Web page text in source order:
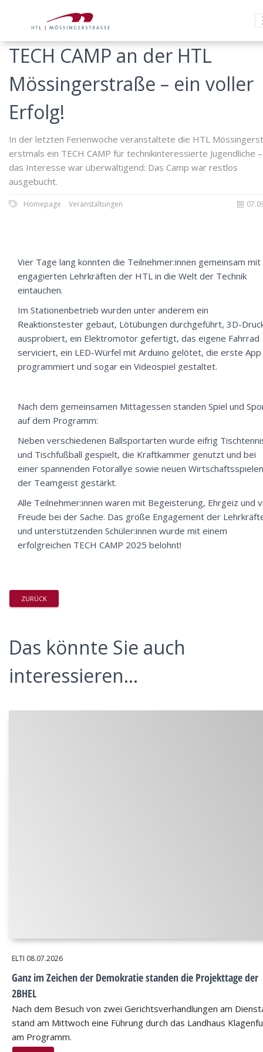
TECH CAMP an der HTL
Mössingerstraße – ein voller
Erfolg!
In der letzten Ferienwoche veranstaltete die HTL
erstmals ein TECH CAMP für technikinteressierte Jugendliche
das Interesse war überwältigend: Das Camp war restlos
ausgebucht.
Homepage Veranstaltungen
Vier Tage lang konnten die Teilnehmer:innen gemeinsam mit
engagierten Lehrkräften der HTL in die Welt der Technik
eintauchen.
Im Stationenbetrieb wurden unter anderem ein
Reaktionstester gebaut, Lötübungen durchgeführt, 3D-
ausprobiert, ein Elektromotor gefertigt, das eigene Fahrrad
serviciert, ein LED-Würfel mit Arduino gelötet, die erste App
programmiert und sogar ein Videospiel gestaltet.
Nach dem gemeinsamen Mittagessen standen Spiel und
auf dem Programm:
Neben verschiedenen Ballsportarten wurde eifrig
und Tischfußball gespielt, die Kraftkammer genutzt und bei
einer spannenden Fotorallye sowie neuen Wirtschaftsspielen
der Teamgeist gestärkt.
Alle Teilnehmer:innen waren mit Begeisterung, Ehrgeiz und
Freude bei der Sache. Das große Engagement der
und unterstützenden Schüler:innen wurde mit einem
erfolgreichen TECH CAMP 2025 belohnt!
ZURÜCK
Das könnte Sie auch
interessieren...
ELTI 08.07.2026
Ganz im Zeichen der Demokratie standen die Projekttage der
2BHEL
Nach dem Besuch von zwei Gerichtsverhandlungen am
stand am Mittwoch eine Führung durch das Landhaus
am Programm.